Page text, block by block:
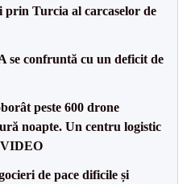
Turcia al carcaselor de
se confruntă cu un deficit de
peste 600 drone
noapte. Un centru logistic
de pace dificile și